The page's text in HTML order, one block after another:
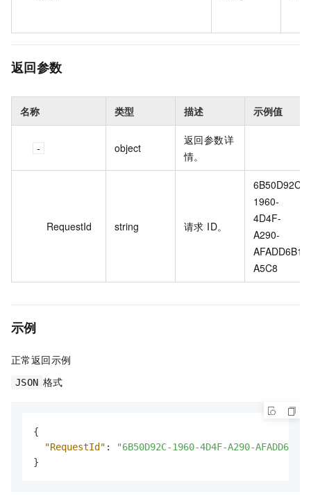
返回参数
名称 类型 描述 示例值
object
返回参数详
情。
RequestId string 请求 ID。
6B50D92C-
1960-
4D4F-
A290-
AFADD6B1
A5C8
示例
正常返回示例
JSON 格式
{
"RequestId" :
"6B50D92C-1960-4D4F-A290-
}